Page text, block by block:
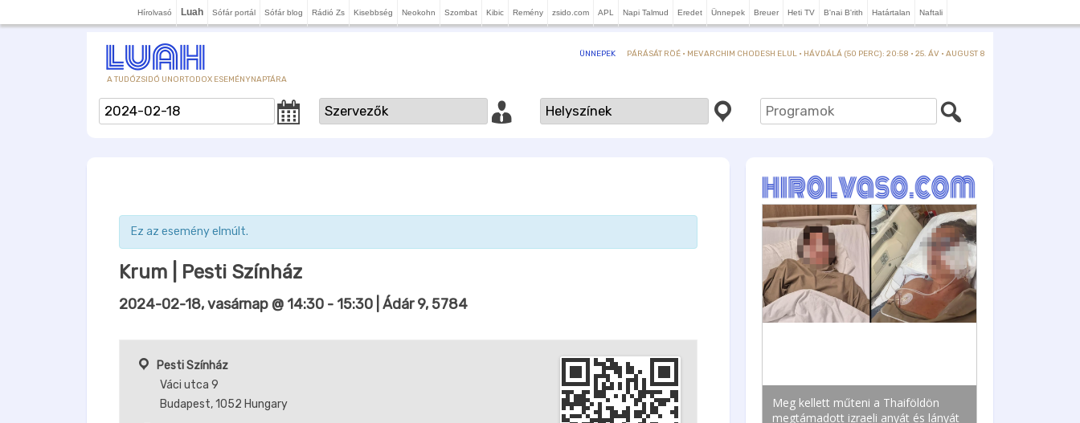
Hírolvasó Luah Sófár portál Sófár blog Rádió Zs Kisebbség Neokohn Szombat Kibic Remény zsido.com APL Napi Talmud Eredet Ünnepek Breuer Heti TV B'nai B'rith Határtalan Naftali
A TUDÓZSIDÓ UNORTODOX ESEMÉNYNAPTÁRA
ÜNNEPEK PÁRÁSÁT RÖÉ · MEVARCHIM CHODESH ELUL · HÁVDÁLÁ (50 PERC): 20:58 · 25. ÁV · AUGUST 8
Ez az esemény elmúlt.
Krum | Pesti Színház
2024-02-18, vasárnap @ 14:30 - 15:30 | Ádár 9, 5784
Pesti Színház
Váci utca 9
Budapest,1052 Hungary